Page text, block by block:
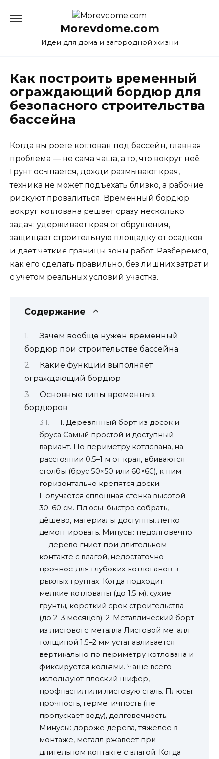
Morevdome.com
Идеи для дома и загородной жизни
Как построить временный
ограждающий бордюр для
безопасного строительства
бассейна
Когда вы роете котлован под бассейн, главная
проблема — не сама чаша, а то, что вокруг неё.
Грунт осыпается, дожди размывают края,
техника не может подъехать близко, а рабочие
рискуют провалиться. Временный бордюр
вокруг котлована решает сразу несколько
задач: удерживает края от обрушения,
защищает строительную площадку от осадков
и даёт чёткие границы зоны работ. Разберёмся,
как его сделать правильно, без лишних затрат и
с учётом реальных условий участка.
Содержание
Зачем вообще нужен временный
бордюр при строительстве бассейна
Какие функции выполняет
ограждающий бордюр
Основные типы временных
бордюров
1. Деревянный борт из досок и
бруса Самый простой и доступный
вариант. По периметру котлована, на
расстоянии 0,5–1 м от края, вбиваются
столбы (брус 50×50 или 60×60), к ним
горизонтально крепятся доски.
Получается сплошная стенка высотой
30–60 см. Плюсы: быстро собрать,
дёшево, материалы доступны, легко
демонтировать. Минусы: недолговечно
— дерево гниёт при длительном
контакте с влагой, недостаточно
прочное для глубоких котлованов в
рыхлых грунтах. Когда подходит:
мелкие котлованы (до 1,5 м), сухие
грунты, короткий срок строительства
(до 2–3 месяцев). 2. Металлический борт
из листового металла Листовой металл
толщиной 1,5–2 мм устанавливается
вертикально по периметру котлована и
фиксируется кольями. Чаще всего
используют плоский шифер,
профнастил или листовую сталь. Плюсы:
прочность, герметичность (не
пропускает воду), долговечность.
Минусы: дороже дерева, тяжелее в
монтаже, металл ржавеет при
длительном контакте с влагой. Когда